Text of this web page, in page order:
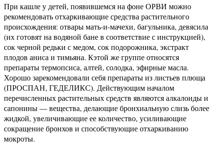
При кашле у детей, появившемся на фоне ОРВИ можно
рекомендовать отхаркивающие средства растительного
происхождения: отвары мать-и-мачехи, багульника, девясила
(их готовят на водяной бане в соответствие с инструкцией),
сок черной редьки с медом, сок подорожника, экстракт
плодов аниса и тимьяна. Кэтой же группе относятся
препараты термопсиса, алтей, солодка, эфирные масла.
Хорошо зарекомендовали себя препараты из листьев плюща
(ПРОСПАН, ГЕДЕЛИКС). Действующим началом
перечисленных растительных средств являются алкалоиды и
сапонины — вещества, делающие бронхиальную слизь более
жидкой, увеличивающие ее количество, усиливающие
сокращение бронхов и способствующие отхаркиванию
мокроты.